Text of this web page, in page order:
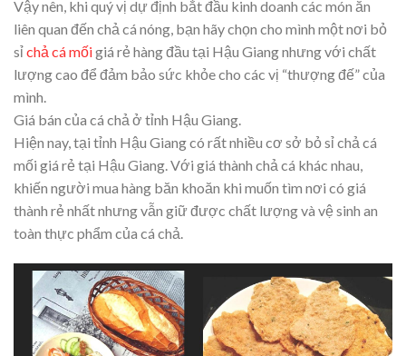
Vậy nên, khi quý vị dự định bắt đầu kinh doanh các món ăn
liên quan đến chả cá nóng, bạn hãy chọn cho mình một nơi bỏ
sỉchả cá mốigiá rẻ hàng đầu tại Hậu Giang nhưng với chất
lượng cao để đảm bảo sức khỏe cho các vị “thượng đế” của
mình.
Giá bán của cá chả ở tỉnh Hậu Giang.
Hiện nay, tại tỉnh Hậu Giang có rất nhiều cơ sở bỏ sỉ chả cá
mối giá rẻ tại Hậu Giang. Với giá thành chả cá khác nhau,
khiến người mua hàng băn khoăn khi muốn tìm nơi có giá
thành rẻ nhất nhưng vẫn giữ được chất lượng và vệ sinh an
toàn thực phẩm của cá chả.